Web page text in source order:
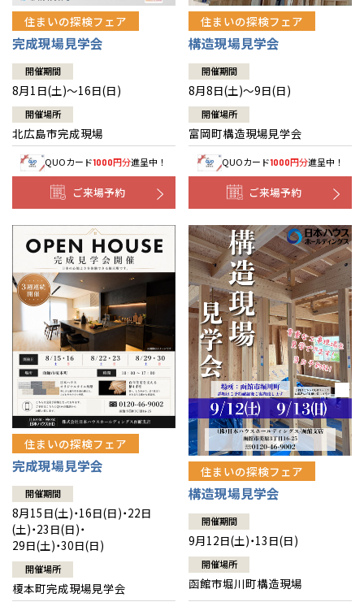
デザイン賞各種受賞
セントラルヒーティング
住まいのお手入れ集
安心の管理体制
ギャラリー
ニュースリリース
代表ごあいさつ
企業理念
会社概要
事業部紹介
IR情報
木材調達指針
グループ会社紹介
CMギャラリー
採用情報
会員サイト
住まいの探検フェア
完成現場見学会
開催期間
8月1日(土)～16日(日)
開催場所
北広島市完成現場
QUOカード1000円分進呈中！
ご来場予約
住まいの探検フェア
構造現場見学会
開催期間
8月8日(土)～9日(日)
開催場所
富岡町構造現場見学会
QUOカード1000円分進呈中！
ご来場予約
住まいの探検フェア
完成現場見学会
開催期間
8月15日(土)・16日(日)・22日
(土)・23日(日)・
29日(土)・30日(日)
開催場所
榎本町完成現場見学会
住まいの探検フェア
構造現場見学会
開催期間
9月12日(土)・13日(日)
開催場所
函館市堀川町構造現場